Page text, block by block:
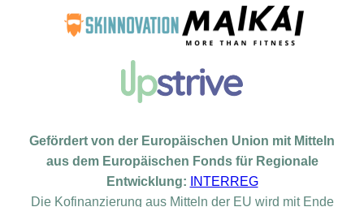
Gefördert von der Europäischen Union mit Mitteln
aus dem Europäischen Fonds für Regionale
Entwicklung:
INTERREG
Die Kofinanzierung aus Mitteln der EU wird mit Ende